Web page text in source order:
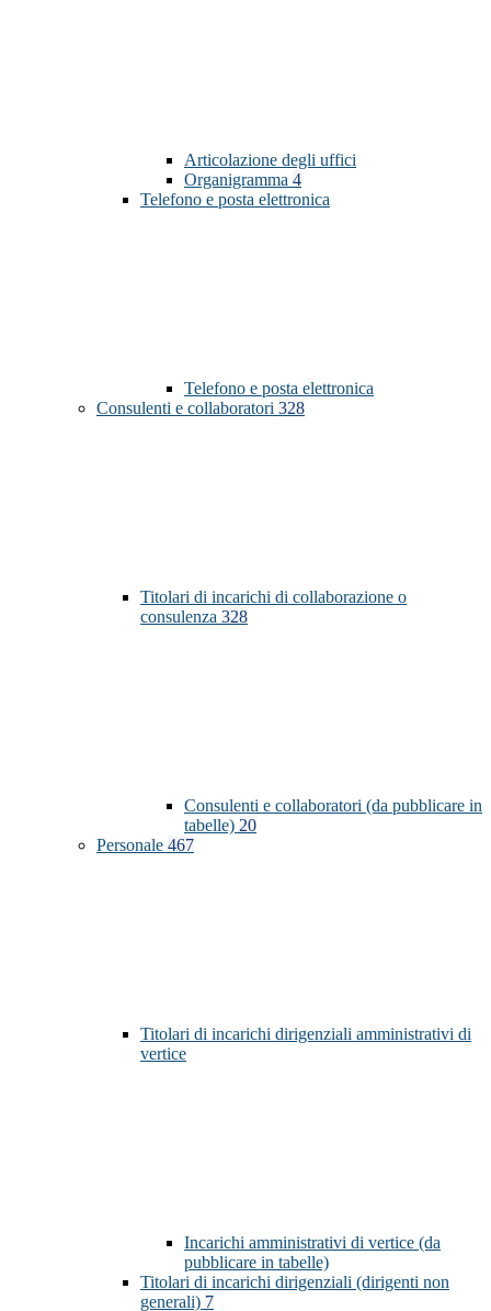
Articolazione degli uffici
Organigramma 4
Telefono e posta elettronica
Telefono e posta elettronica
Consulenti e collaboratori 328
Titolari di incarichi di collaborazione o
consulenza 328
Consulenti e collaboratori (da pubblicare in
tabelle) 20
Personale 467
Titolari di incarichi dirigenziali amministrativi di
vertice
Incarichi amministrativi di vertice (da
pubblicare in tabelle)
Titolari di incarichi dirigenziali (dirigenti non
generali) 7